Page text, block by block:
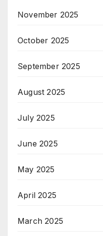
November 2025
October 2025
September 2025
August 2025
July 2025
June 2025
May 2025
April 2025
March 2025